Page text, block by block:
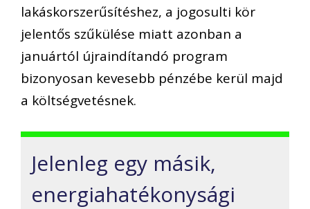
lakáskorszerűsítéshez, a jogosulti kör
jelentős szűkülése miatt azonban a
januártól újraindítandó program
bizonyosan kevesebb pénzébe kerül majd
a költségvetésnek.
Jelenleg egy másik,
energiahatékonysági